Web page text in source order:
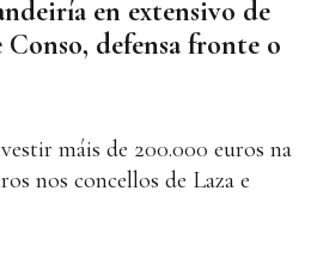
en extensivo de
defensa fronte o
máis de 200.000 euros na
nos concellos de Laza e